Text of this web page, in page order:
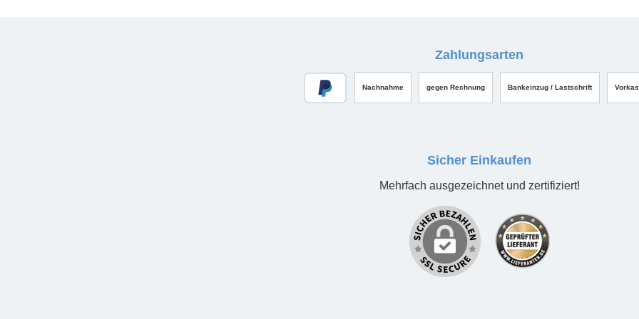
Zahlungsarten
Nachnahme gegen Rechnung Bankeinzug / Lastschrift
Sicher Einkaufen
Mehrfach ausgezeichnet und zertifiziert!